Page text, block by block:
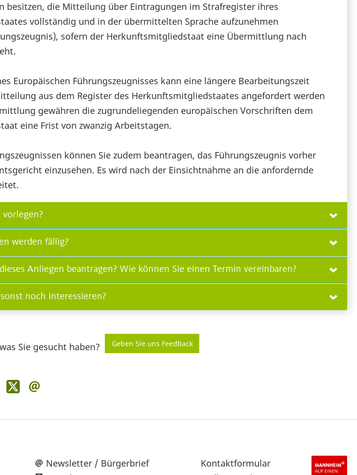
besitzen, die Mitteilung über Eintragungen im Strafregister ihres
vollständig und in der übermittelten Sprache aufzunehmen
sofern der Herkunftsmitgliedstaat eine Übermittlung nach
Europäischen Führungszeugnisses kann eine längere Bearbeitungszeit
aus dem Register des Herkunftsmitgliedstaates angefordert werden
gewähren die zugrundeliegenden europäischen Vorschriften dem
eine Frist von zwanzig Arbeitstagen.
können Sie zudem beantragen, das Führungszeugnis vorher
einzusehen. Es wird nach der Einsichtnahme an die anfordernde
vorlegen?
werden fällig?
Anliegen beantragen? Wie können Sie einen Termin vereinbaren?
noch interessieren?
Sie gesucht haben? Geben Sie uns Feedback
Teile
diese
Teile
diese
Newsletter / Bürgerbrief
Sekundärnavigation
Kontaktformular